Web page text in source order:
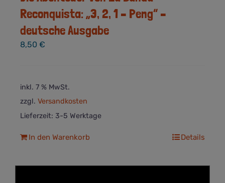
Reconquista: „3, 2, 1 – Peng“ –
deutsche Ausgabe
8,50 €
inkl. 7 % MwSt.
zzgl. Versandkosten
Lieferzeit: 3-5 Werktage
In den Warenkorb Details